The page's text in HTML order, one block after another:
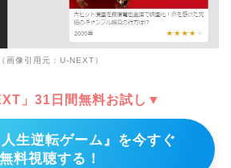
（画像引用元：U-NEXT）
」31日間無料お試し▼
生逆転ゲーム』を今すぐ
無料視聴する！